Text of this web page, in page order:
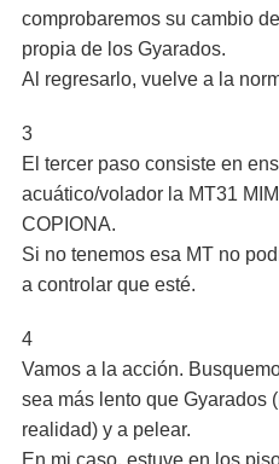
comprobaremos su cambio
propia de los Gyarados.
Al regresarlo, vuelve a la
3
El tercer paso consiste en
acuático/volador la MT31
COPIONA.
Si no tenemos esa MT no
a controlar que esté.
4
Vamos a la acción.
sea más lento que Gyarados
realidad) y a pelear.
En mi caso, estuve en los